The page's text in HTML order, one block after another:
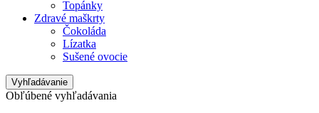
Topánky
Zdravé maškrty
Čokoláda
Lízatka
Sušené ovocie
Vyhľadávanie
Obľúbené vyhľadávania